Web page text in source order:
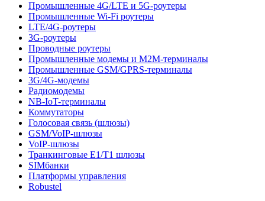
Промышленные 4G/LTE и 5G-роутеры
Промышленные Wi-Fi роутеры
LTE/4G-роутеры
3G-роутеры
Проводные роутеры
Промышленные модемы и M2M-терминалы
Промышленные GSM/GPRS-терминалы
3G/4G-модемы
Радиомодемы
NB-IoT-терминалы
Коммутаторы
Голосовая связь (шлюзы)
GSM/VoIP-шлюзы
VoIP-шлюзы
Транкинговые E1/T1 шлюзы
SIMбанки
Платформы управления
Robustel